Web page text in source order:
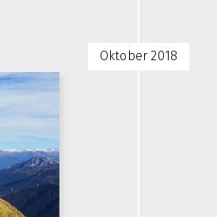
Oktober 2018